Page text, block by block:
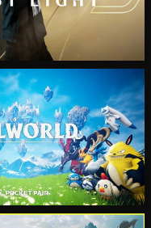
VIEW